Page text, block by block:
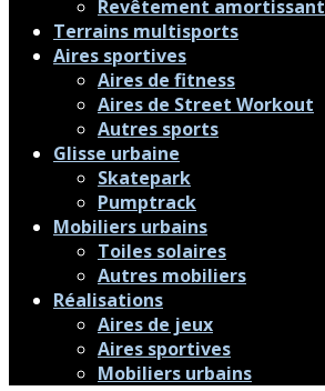
Revêtement amortissant
Terrains multisports
Aires sportives
Aires de fitness
Aires de Street Workout
Autres sports
Glisse urbaine
Skatepark
Pumptrack
Mobiliers urbains
Toiles solaires
Autres mobiliers
Réalisations
Aires de jeux
Aires sportives
Mobiliers urbains